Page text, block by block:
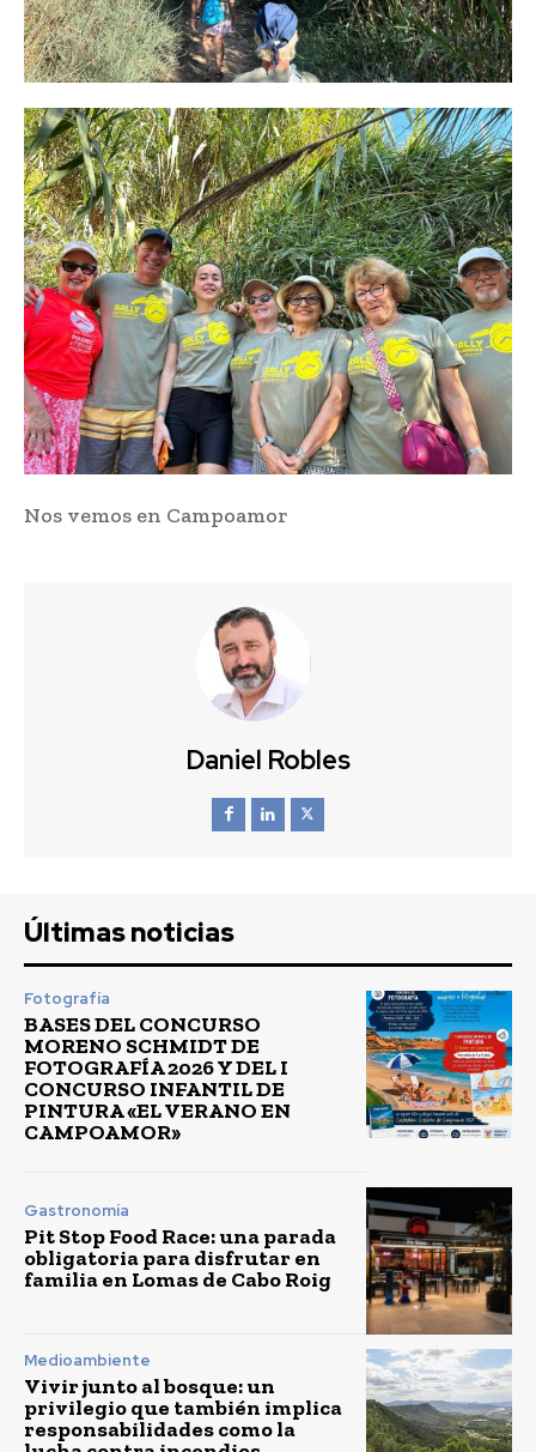
Nos vemos en Campoamor
Daniel Robles
Últimas noticias
Fotografía
BASES DEL CONCURSO
MORENO SCHMIDT DE
FOTOGRAFÍA 2026 Y DEL I
CONCURSO INFANTIL DE
PINTURA «EL VERANO EN
CAMPOAMOR»
Gastronomía
Pit Stop Food Race: una parada
obligatoria para disfrutar en
familia en Lomas de Cabo Roig
Medioambiente
Vivir junto al bosque: un
privilegio que también implica
responsabilidades como la